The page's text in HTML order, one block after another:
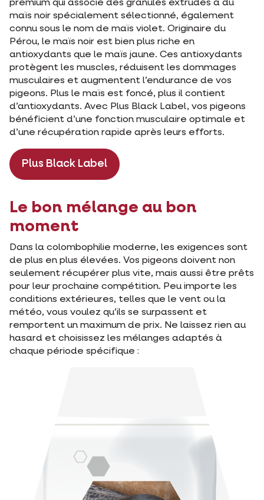
premium qui associe des granulés extrudés à du
maïs noir spécialement sélectionné, également
connu sous le nom de maïs violet. Originaire du
Pérou, le maïs noir est bien plus riche en
antioxydants que le maïs jaune. Ces antioxydants
protègent les muscles, réduisent les dommages
musculaires et augmentent l’endurance de vos
pigeons. Plus le maïs est foncé, plus il contient
d’antioxydants. Avec Plus Black Label, vos pigeons
bénéficient d’une fonction musculaire optimale et
d’une récupération rapide après leurs efforts.
Plus Black Label
Le bon mélange au bon
moment
Dans la colombophilie moderne, les exigences sont
de plus en plus élevées. Vos pigeons doivent non
seulement récupérer plus vite, mais aussi être prêts
pour leur prochaine compétition. Peu importe les
conditions extérieures, telles que le vent ou la
météo, vous voulez qu’ils se surpassent et
remportent un maximum de prix. Ne laissez rien au
hasard et choisissez les mélanges adaptés à
chaque période spécifique :